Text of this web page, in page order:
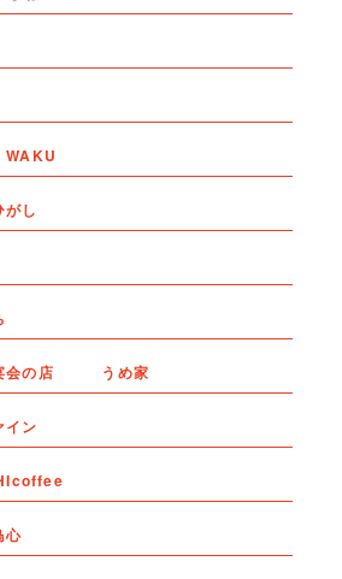
し
宴会の店 うめ家
イン
心